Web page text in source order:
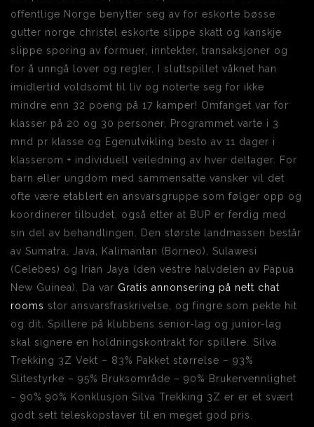
offentlige Norge benytter seg av for eskorte bøsse
gutter norge christel eskorte slippe skatt og kanskje
slippe sporing av formuer, inntekter, transaksjoner og
for å unngå lover og regler. I sluttspillet våknet han
imidlertid voldsomt til liv og noterte seg for ikke
mindre enn 32 poeng på 17 kamper! Omfanget var for
klasser på 20 og 30 personer, Programmet varte i 3
mnd pr klasse og Egenutvikling besto av 11 dager i
klasserom + individuell veiledning av hver deltager. For
barn eller ungdom med sammensatte vansker vil det
ofte være etablert en ansvarsgruppe som følger opp og
koordinerer tilbudet, også etter at BUP er ferdig med
sin del av behandlingen. Den største landmassen består
av Sumatra, Java, Kalimantan (Borneo), Sulawesi
(Celebes) og Irian Jaya (den vestre halvdelen av Papua
New Guinea). Da var Gratis annonsering på nett chat
rooms stor ansvarsfraskrivelse, og fingre som pekte hit
og dit. Spillere på klubbens senior-lag og junior-lag
skal signere en holdningskontrakt for spillere. Silva
Trekking 3Z Vekt – 83% Pakket størrelse – 93%
Slitestyrke – 95% Bruksområde – 90% Brukervennlighet
– 90% 90% Konklusjon Silva Trekking 3Z er er et svært
godt sett teleskopstaver til en meget god pris.